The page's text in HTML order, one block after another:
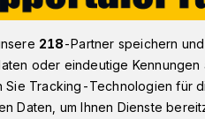
Befragung
218-Partner speichern
oder eindeutige Kennungen
Sie Tracking-Technologien für
Daten, um Ihnen Dienste